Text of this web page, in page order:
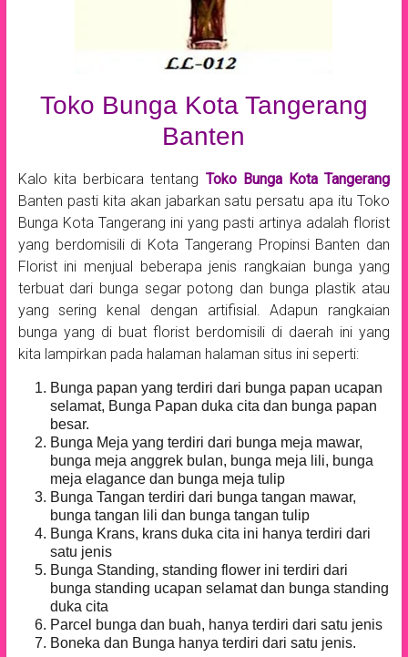
Toko Bunga Kota Tangerang
Banten
Kalo kita berbicara tentang Toko Bunga Kota Tangerang
Banten pasti kita akan jabarkan satu persatu apa itu Toko
Bunga Kota Tangerang ini yang pasti artinya adalah florist
yang berdomisili di Kota Tangerang Propinsi Banten dan
Florist ini menjual beberapa jenis rangkaian bunga yang
terbuat dari bunga segar potong dan bunga plastik atau
yang sering kenal dengan artifisial. Adapun rangkaian
bunga yang di buat florist berdomisili di daerah ini yang
kita lampirkan pada halaman halaman situs ini seperti:
Bunga papan yang terdiri dari bunga papan ucapan
selamat, Bunga Papan duka cita dan bunga papan
besar.
Bunga Meja yang terdiri dari bunga meja mawar,
bunga meja anggrek bulan, bunga meja lili, bunga
meja elagance dan bunga meja tulip
Bunga Tangan terdiri dari bunga tangan mawar,
bunga tangan lili dan bunga tangan tulip
Bunga Krans, krans duka cita ini hanya terdiri dari
satu jenis
Bunga Standing, standing flower ini terdiri dari
bunga standing ucapan selamat dan bunga standing
duka cita
Parcel bunga dan buah, hanya terdiri dari satu jenis
Boneka dan Bunga hanya terdiri dari satu jenis.